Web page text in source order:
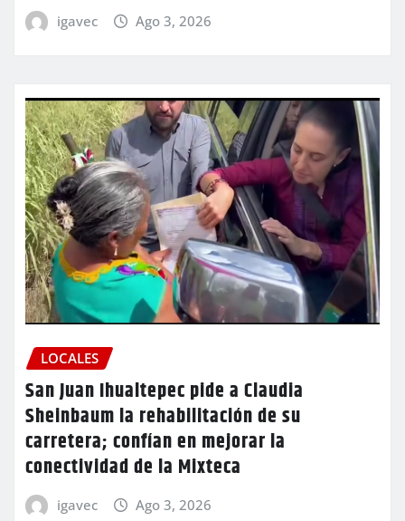
igavec Ago 3, 2026
LOCALES
San Juan Ihualtepec pide a Claudia
Sheinbaum la rehabilitación de su
carretera; confían en mejorar la
conectividad de la Mixteca
igavec Ago 3, 2026